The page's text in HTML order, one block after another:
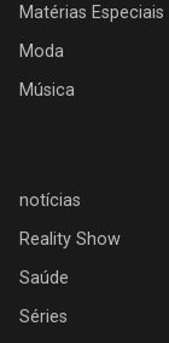
Matérias Especiais
Moda
Música
notícias
Reality Show
Saúde
Séries